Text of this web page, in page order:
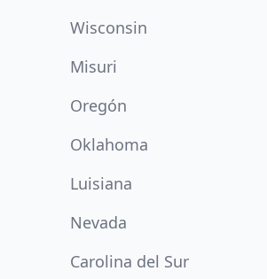
Wisconsin
Misuri
Oregón
Oklahoma
Luisiana
Nevada
Carolina del Sur